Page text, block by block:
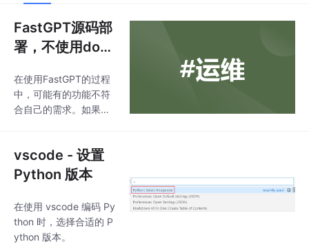
FastGPT源码部
署，不使用dock
在使用FastGPT的过程
中，可能有的功能不符
合自己的需求。如果使
需要本地通过源码部
署。
vscode - 设置
Python 版本
在使用 vscode 编码 Py
thon 时，选择合适的 P
ython 版本。